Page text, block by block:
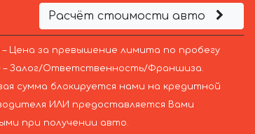
Расчёт стоимости авто
– Цена за превышение лимита по пробегу
– Залог/Ответственность/Франшиза.
сумма блокируется нами на кредитной
ИЛИ предоставляется Вами
при получении авто.